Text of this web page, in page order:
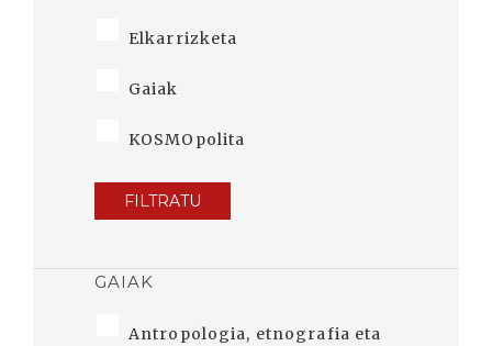
Elkarrizketa
Gaiak
KOSMOpolita
FILTRATU
GAIAK
Antropologia, etnografia eta